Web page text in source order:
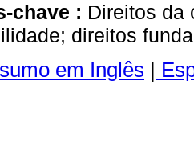
chave : Direitos da
direitos
em Inglês |